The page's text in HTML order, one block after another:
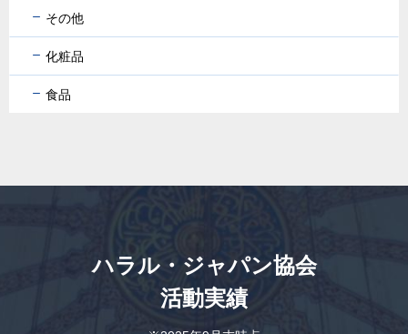
その他
化粧品
食品
ハラル・ジャパン協会
活動実績